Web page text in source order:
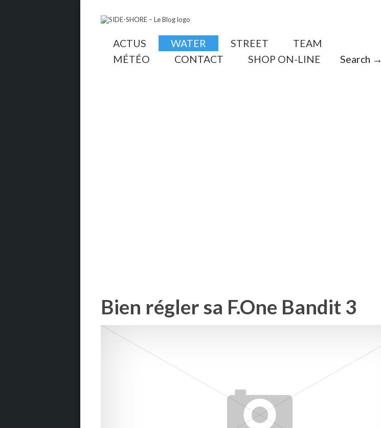
ACTUS WATER STREET
TEAM
MÉTÉO
CONTACT SHOP ON-LINE Search →
Bien régler sa F.One Bandit 3